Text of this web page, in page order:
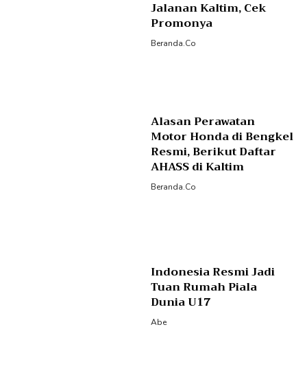
Jalanan Kaltim, Cek
Promonya
Beranda.co
Alasan Perawatan
Motor Honda di Bengkel
Resmi, Berikut Daftar
AHASS di Kaltim
Beranda.co
Indonesia Resmi Jadi
Tuan Rumah Piala
Dunia U17
Abe